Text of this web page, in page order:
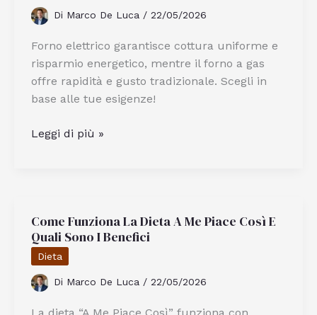
Chetogenica
Di Marco De Luca / 22/05/2026
Forno elettrico garantisce cottura uniforme e
risparmio energetico, mentre il forno a gas
offre rapidità e gusto tradizionale. Scegli in
base alle tue esigenze!
Forno
Quale
Scegliere
Per
La
Tua
Cucina
Leggi di più »
Come Funziona La Dieta A Me Piace Così E
Quali Sono I Benefici
Dieta
Di Marco De Luca / 22/05/2026